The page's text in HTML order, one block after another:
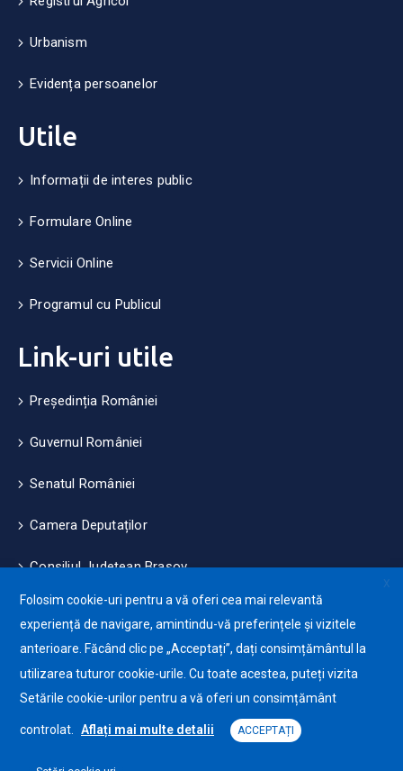
Urbanism
Evidența persoanelor
Utile
Informații de interes public
Formulare Online
Servicii Online
Programul cu Publicul
Link-uri utile
Președinția României
Guvernul României
Senatul României
Camera Deputaților
Consiliul Județean Brașov
Măsuri de mediu și climă
Protecția datelor cu caracter personale (GDPR)
Politica de utilizare a Cookie-urilor
X
Folosim cookie-uri pentru a vă oferi cea mai relevantă
experiență de navigare, amintindu-vă preferințele și vizitele
anterioare. Făcând clic pe „Acceptați”, dați consimțământul la
utilizarea tuturor cookie-urile. Cu toate acestea, puteți vizita
Setările cookie-urilor pentru a vă oferi un consimțământ
controlat. Aflați mai multe detalii ACCEPTAȚI